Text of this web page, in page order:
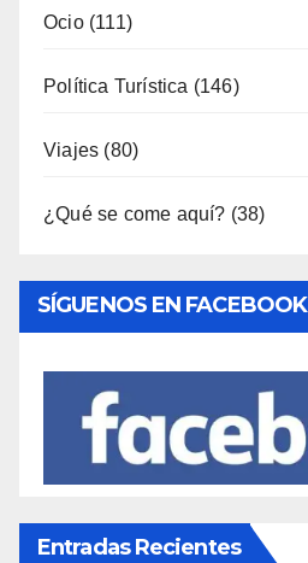
Ocio(111)
Política Turística (146)
Viajes (80)
¿Qué se come aquí? (38)
SÍGUENOS EN FACEBOOK
Entradas Recientes